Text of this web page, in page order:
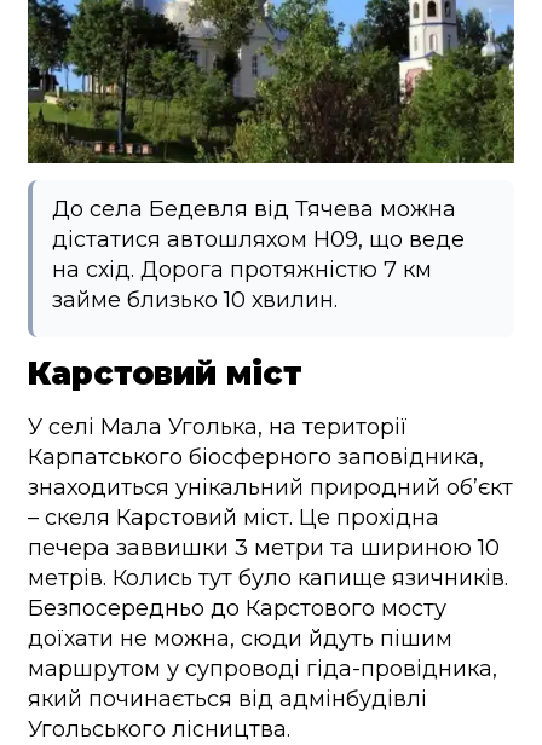
До села Бедевля від Тячева можна
дістатися автошляхом Н09, що веде
на схід. Дорога протяжністю 7 км
займе близько 10 хвилин.
Карстовий міст
У селі Мала Уголька, на території
Карпатського біосферного заповідника,
знаходиться унікальний природний об’єкт
– скеля Карстовий міст. Це прохідна
печера заввишки 3 метри та шириною 10
метрів. Колись тут було капище язичників.
Безпосередньо до Карстового мосту
доїхати не можна, сюди йдуть пішим
маршрутом у супроводі гіда-провідника,
який починається від адмінбудівлі
Угольського лісництва.